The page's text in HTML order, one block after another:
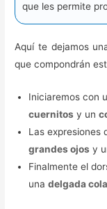
que les permite
Aquí te dejamos
que compondrán
Iniciaremos con
cuernitos y un
Las expresiones
grandes ojos y
Finalmente el
unadelgada cola